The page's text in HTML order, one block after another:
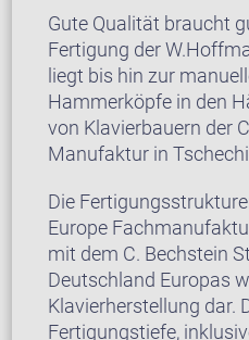
Gute Qualität braucht
Fertigung der
liegt bis hin zur
Hammerköpfe in den
von Klavierbauern der
Manufaktur in
Die
Europe
mit dem C. Bechstein
Deutschland Europas
Klavierherstellung dar.
Fertigungstiefe,